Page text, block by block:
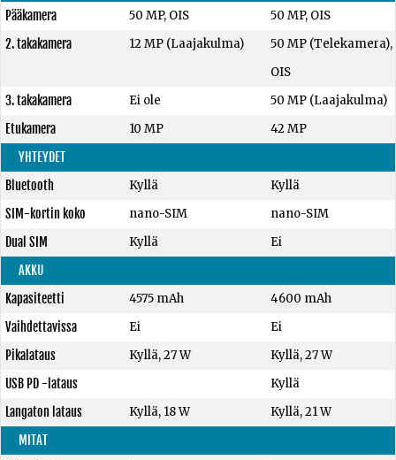
Pääkamera
50 MP, OIS
50 MP, OIS
2. takakamera
12 MP (Laajakulma)
50 MP (Telekamera),
OIS
3. takakamera
Ei ole
50 MP (Laajakulma)
Etukamera
10 MP
42 MP
YHTEYDET
Bluetooth
Kyllä
Kyllä
SIM-kortin koko
nano-SIM
nano-SIM
Dual SIM
Kyllä
Ei
AKKU
Kapasiteetti
4575 mAh
4600 mAh
Vaihdettavissa
Ei
Ei
Pikalataus
Kyllä, 27 W
Kyllä, 27 W
USB PD -lataus
Kyllä
Langaton lataus
Kyllä, 18 W
Kyllä, 21 W
MITAT